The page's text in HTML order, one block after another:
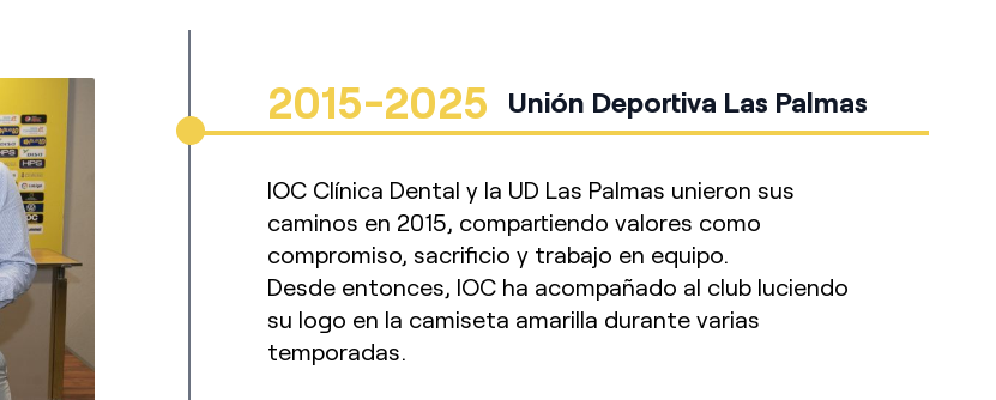
2015-2025 Unión Deportiva Las Palmas
IOC Clínica Dental y la UD Las Palmas unieron sus
caminos en 2015, compartiendo valores como
compromiso, sacrificio y trabajo en equipo.
Desde entonces, IOC ha acompañado al club luciendo
su logo en la camiseta amarilla durante varias
temporadas.